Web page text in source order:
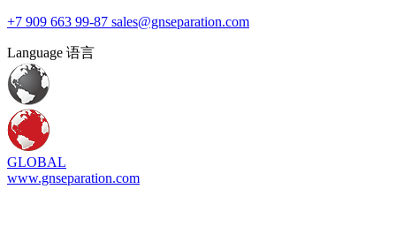
+7 909 663 99-87 sales@gnseparation.com
Language 语言
GLOBAL
www.gnseparation.com